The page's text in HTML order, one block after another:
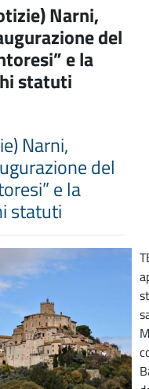
Narni,
del
e la
statuti
Narni,
del
e la
statuti